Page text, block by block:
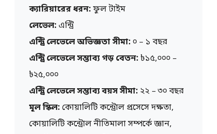
ক্যারিয়ারের ধরন: ফুল টাইম
লেভেল: এন্ট্রি
এন্ট্রি লেভেলে অভিজ্ঞতা সীমা: ০ – ১ বছর
এন্ট্রি লেভেলে সম্ভাব্য গড় বেতন: ৳১৫,০০০ –
৳২৫,০০০
এন্ট্রি লেভেলে সম্ভাব্য বয়স সীমা: ২২ – ৩০ বছর
মূল স্কিল: কোয়ালিটি কন্ট্রোল প্রসেসে দক্ষতা,
কোয়ালিটি কন্ট্রোল নীতিমালা সম্পর্কে জ্ঞান,